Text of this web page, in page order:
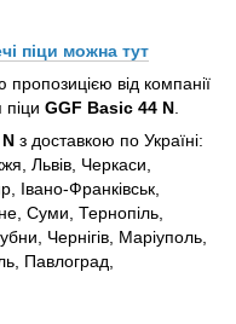
піци можна тут
від компанії
піци GGF Basic 44 N
з доставкою по Україні:
Львів, Черкаси,
Івано-Франківськ,
Суми, Тернопіль,
Чернігів, Маріуполь,
Павлоград,